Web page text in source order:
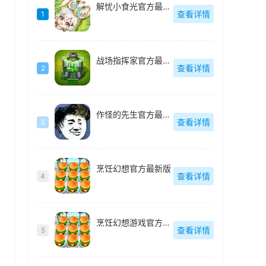
1
解忧小食光官方最新版
查看详情
2
战场指挥家官方最新版
查看详情
3
作怪的先生官方最新版
查看详情
4
烹饪幻想官方最新版
查看详情
5
烹饪幻想游戏官方最新版
查看详情